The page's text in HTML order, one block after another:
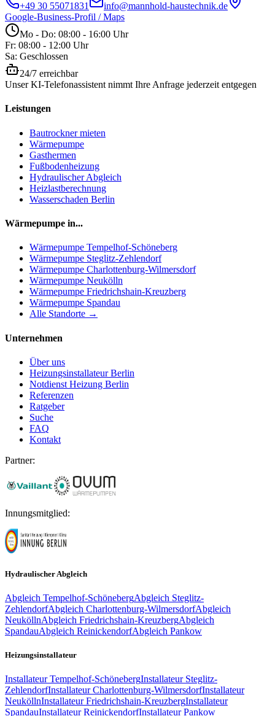
+49 30 55071831
info@mannhold-haustechnik.de
Google-Business-Profil / Maps
Mo - Do: 08:00 - 16:00 Uhr
Fr: 08:00 - 12:00 Uhr
Sa: Geschlossen
24/7 erreichbar
Unser KI-Telefonassistent nimmt Ihre Anfrage jederzeit entgegen
Leistungen
Bautrockner mieten
Wärmepumpe
Gasthermen
Fußbodenheizung
Hydraulischer Abgleich
Heizlastberechnung
Wasserschaden Berlin
Wärmepumpe in...
Wärmepumpe Tempelhof-Schöneberg
Wärmepumpe Steglitz-Zehlendorf
Wärmepumpe Charlottenburg-Wilmersdorf
Wärmepumpe Neukölln
Wärmepumpe Friedrichshain-Kreuzberg
Wärmepumpe Spandau
Alle Standorte →
Unternehmen
Über uns
Heizungsinstallateur Berlin
Notdienst Heizung Berlin
Referenzen
Ratgeber
Suche
FAQ
Kontakt
Partner:
Innungsmitglied:
Hydraulischer Abgleich
Abgleich Tempelhof-SchönebergAbgleich Steglitz-
ZehlendorfAbgleich Charlottenburg-WilmersdorfAbgleich
NeuköllnAbgleich Friedrichshain-KreuzbergAbgleich
SpandauAbgleich ReinickendorfAbgleich Pankow
Heizungsinstallateur
Installateur Tempelhof-SchönebergInstallateur Steglitz-
ZehlendorfInstallateur Charlottenburg-WilmersdorfInstallateur
NeuköllnInstallateur Friedrichshain-KreuzbergInstallateur
SpandauInstallateur ReinickendorfInstallateur Pankow